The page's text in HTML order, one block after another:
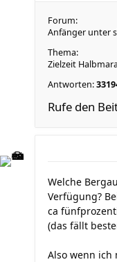
Forum:
Anfänger unter
Thema:
Zielzeit
Antworten:
Rufe den
Welche
Verfügung?
ca
(das fällt
Also wenn ich